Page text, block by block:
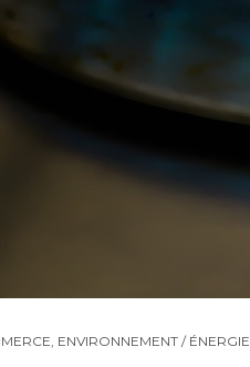
, ENVIRONNEMENT / ÉNERGIE